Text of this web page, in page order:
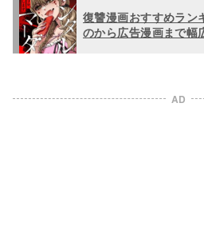
復讐漫画おすすめラン
のから広告漫画まで幅
AD